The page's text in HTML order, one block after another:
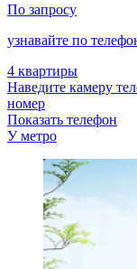
По запросу
узнавайте по
4 квартиры
Наведите камеру
номер
Показать телефон
У метро